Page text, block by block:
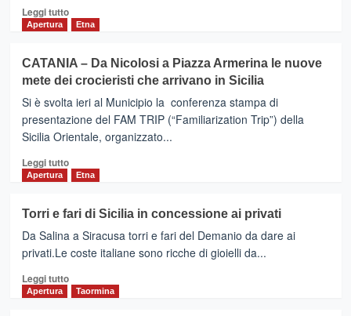
TUI.
Aumentano
nel
porto
etneo
Leggi tuttoLeggi
Autorità
di
Sistema
Portuale
del
Mare
di
Sicilia
un
nuovo
percorso
Apertura Etna
CATANIA – Da Nicolosi a Piazza Armerina le nuove
mete dei crocieristi che arrivano in Sicilia
Si è svolta ieri al Municipio la conferenza stampa di
presentazione del FAM TRIP (“Familiarization Trip”) della
Sicilia Orientale, organizzato...
Leggi tuttoLeggi
CATANIA
–
Da
a
Piazza
Apertura Etna
Torri e fari di Sicilia in concessione ai privati
Da Salina a Siracusa torri e fari del Demanio da dare ai
privati.Le coste italiane sono ricche di gioielli da...
Leggi tuttoLeggi
Apertura Taormina